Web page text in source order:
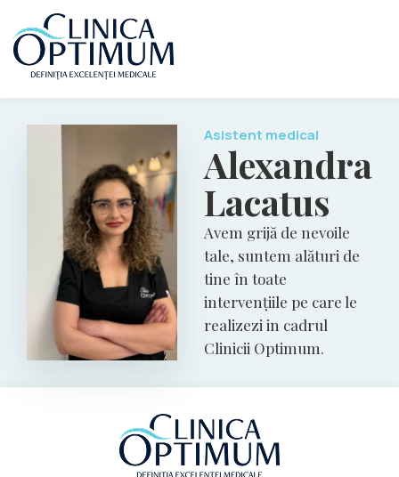
Asistent medical
Alexandra
Lacatus
Avem grijă de nevoile
tale, suntem alături de
tine în toate
intervențiile pe care le
realizezi in cadrul
Clinicii Optimum.